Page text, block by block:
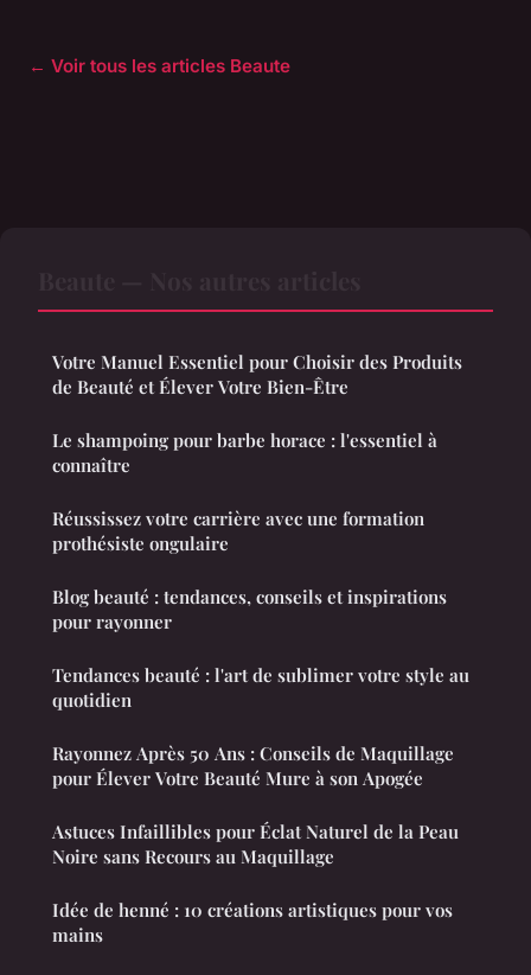
← Voir tous les articles Beaute
Votre Manuel Essentiel pour Choisir des Produits
de Beauté et Élever Votre Bien-Être
Le shampoing pour barbe horace : l'essentiel à
connaître
Réussissez votre carrière avec une formation
prothésiste ongulaire
Blog beauté : tendances, conseils et inspirations
pour rayonner
Tendances beauté : l'art de sublimer votre style au
quotidien
Rayonnez Après 50 Ans : Conseils de Maquillage
pour Élever Votre Beauté Mure à son Apogée
Astuces Infaillibles pour Éclat Naturel de la Peau
Noire sans Recours au Maquillage
Idée de henné : 10 créations artistiques pour vos
mains